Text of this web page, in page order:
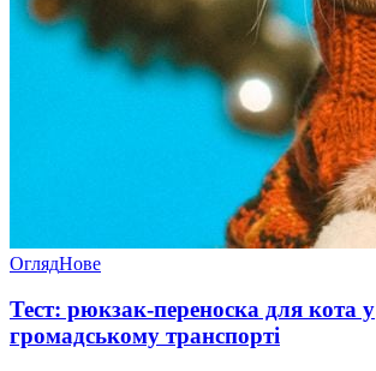
ОглядНове
Тест: рюкзак-переноска для кота у
громадському транспорті